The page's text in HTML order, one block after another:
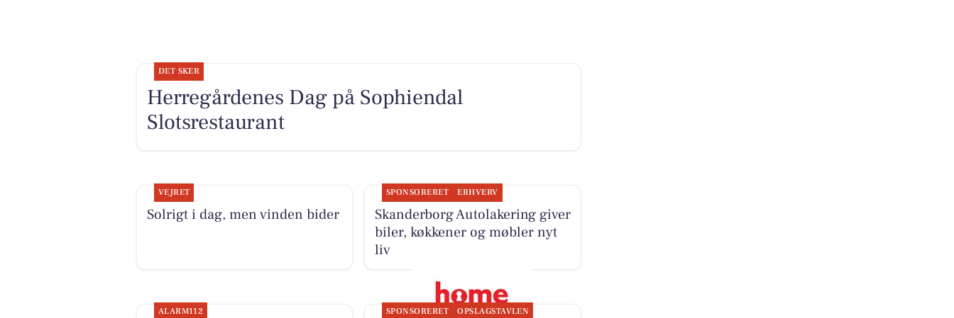
DET SKER
Herregårdenes Dag på Sophiendal
Slotsrestaurant
VEJRET
Solrigt i dag, men vinden bider
SPONSORERET ERHVERV
Skanderborg Autolakering giver
biler, køkkener og møbler nyt
liv
ALARM112 SPONSORERET OPSLAGSTAVLEN